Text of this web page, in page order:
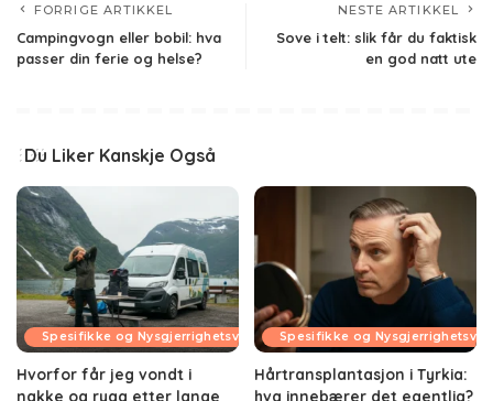
FORRIGE ARTIKKEL
Campingvogn eller bobil: hva
passer din ferie og helse?
NESTE ARTIKKEL
Sove i telt: slik får du faktisk
en god natt ute
Du Liker Kanskje Også
Spesifikke og Nysgjerrighetsvekkende Temaer
Hvorfor får jeg vondt i
nakke og rygg etter lange
Spesifikke og
Hårtransplantasjon i Tyrkia:
hva innebærer det egentlig?